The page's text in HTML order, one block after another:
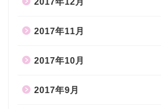
2017年11月
2017年10月
2017年9月